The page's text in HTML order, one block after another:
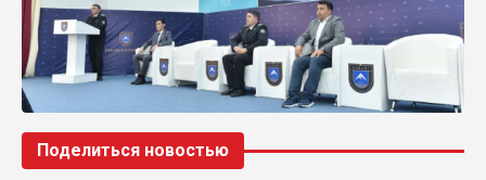
Поделиться новостью